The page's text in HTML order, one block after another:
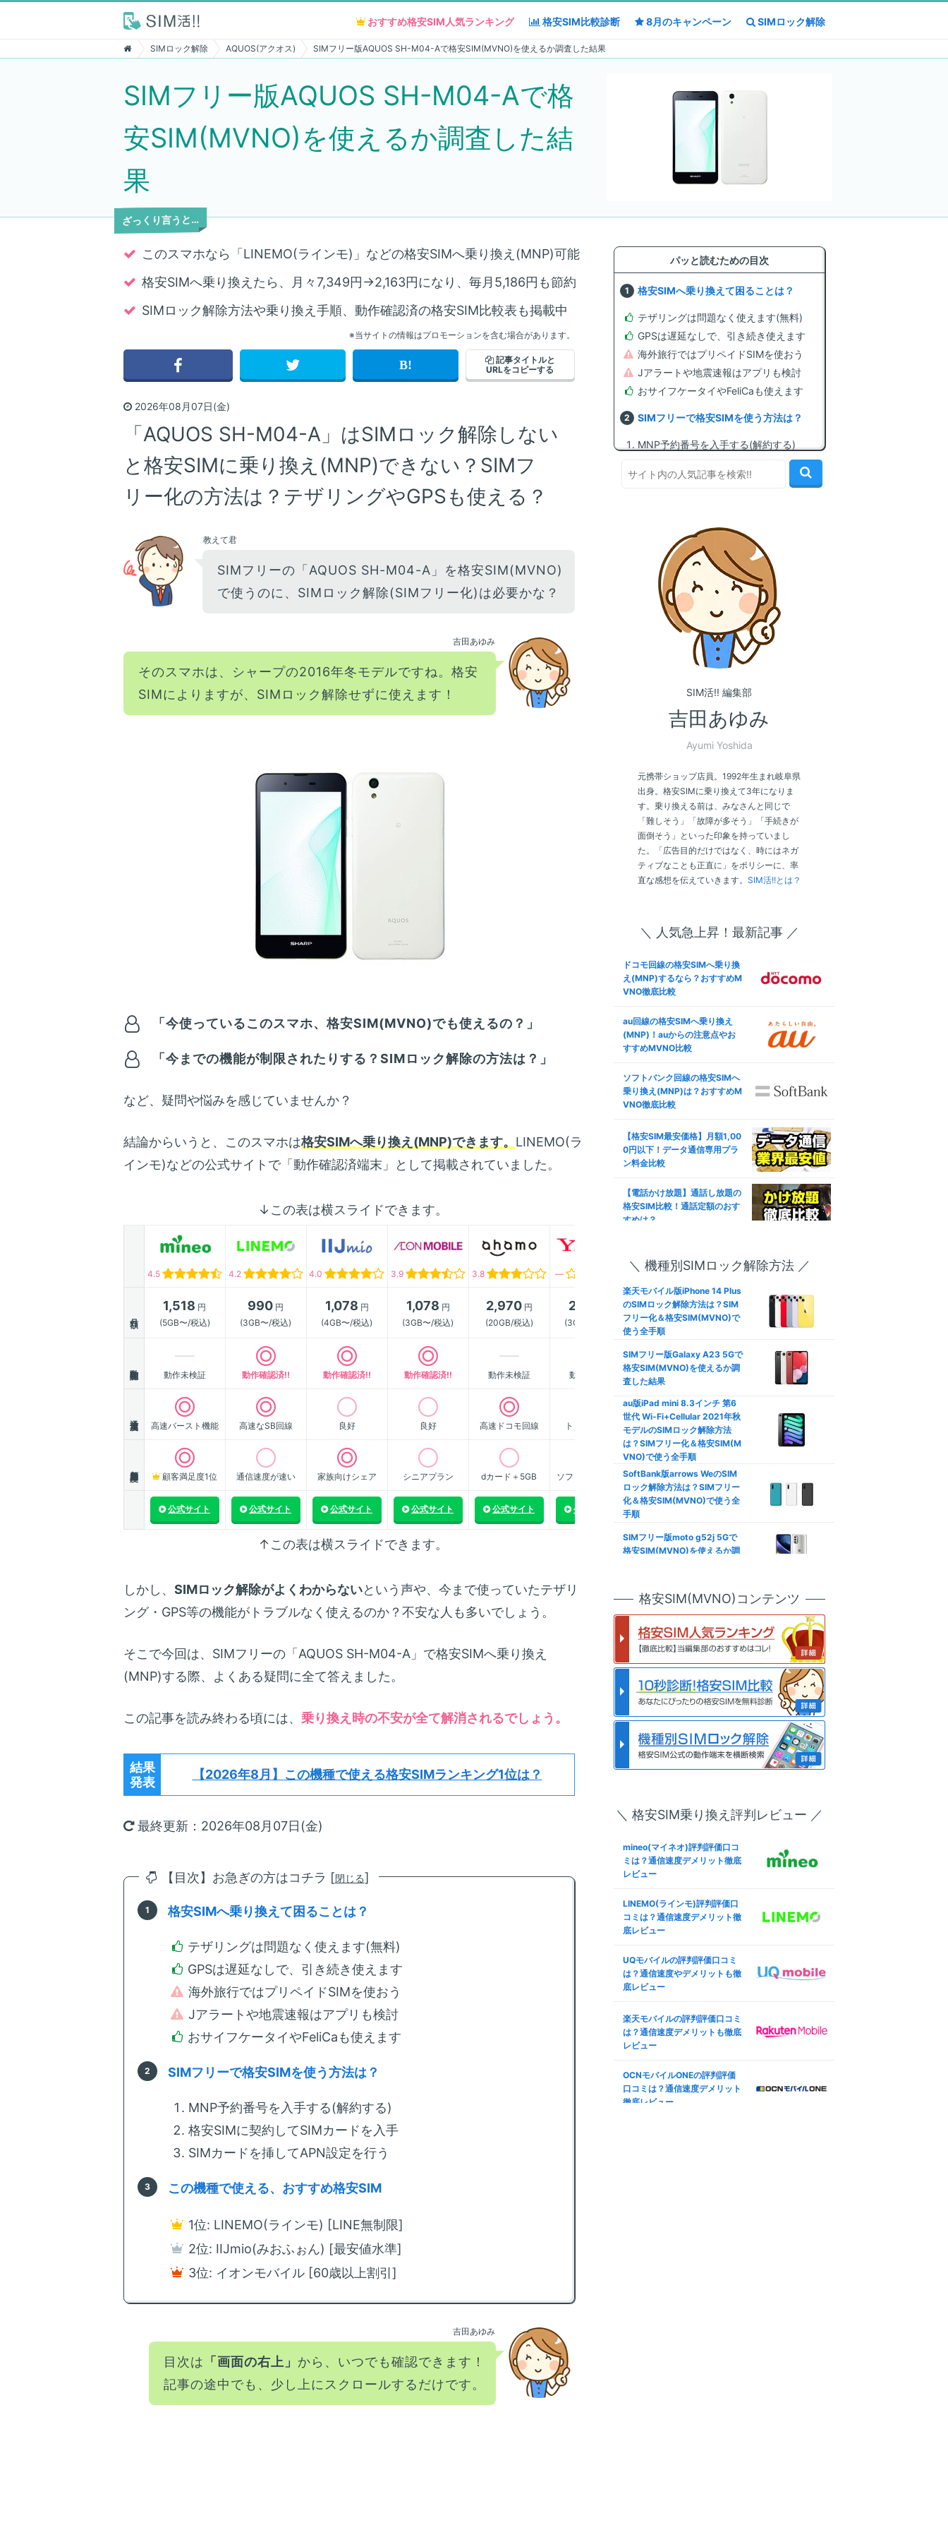
おすすめ格安SIM人気ランキング 格安SIM比較診断 8月のキャンペーン SIMロック解除
SIMロック解除 AQUOS(アクオス) SIMフリー版AQUOS SH-M04-Aで格安SIM(MVNO)を使えるか調査した結果
SIMフリー版AQUOS SH-M04-Aで格
安SIM(MVNO)を使えるか調査した結
果
ざっくり言うと…
このスマホなら「LINEMO(ラインモ)」などの格安SIMへ乗り換え(MNP)可能
格安SIMへ乗り換えたら、月々7,349円→2,163円になり、毎月5,186円も節約
SIMロック解除方法や乗り換え手順、動作確認済の格安SIM比較表も掲載中
※当サイトの情報はプロモーションを含む場合があります。
記事タイトルと
URLをコピーする
2026年08月07日(金)
「AQUOS SH-M04-A」はSIMロック解除しない
と格安SIMに乗り換え(MNP)できない？SIMフ
リー化の方法は？テザリングやGPSも使える？
教えて君
SIMフリーの「AQUOS SH-M04-A」を格安SIM(MVNO)
で使うのに、SIMロック解除(SIMフリー化)は必要かな？
吉田あゆみ
そのスマホは、シャープの2016年冬モデルですね。格安
SIMによりますが、SIMロック解除せずに使えます！
「今使っているこのスマホ、格安SIM(MVNO)でも使えるの？」
「今までの機能が制限されたりする？SIMロック解除の方法は？」
など、疑問や悩みを感じていませんか？
結論からいうと、このスマホは格安SIMへ乗り換え(MNP)できます。 LINEMO(ラ
インモ)などの公式サイトで「動作確認済端末」として掲載されていました。
↓この表は横スライドできます。
4.5 4.2 4.0 3.9 3.8 ― ―
1,518 円
(5GB〜/税込)
990 円
(3GB〜/税込)
1,078 円
(4GB〜/税込)
1,078 円
(3GB〜/税込)
2,970円
(20GB/税込)
2,178
(3GB〜/税込)
792円
(3GB〜/税込)
動作未検証 動作確認済!! 動作確認済!! 動作確認済!! 動作未検証 動作未検証 動作未検証
高速バースト機能 高速なSB回線 良好 良好 高速ドコモ回線 トップクラス やや遅い
顧客満足度1位 通信速度が速い 家族向けシェア シニアプラン dカード＋5GB ソフトバンク傘下 ソニー運営
公式サイト 公式サイト 公式サイト 公式サイト 公式サイト 公式サイト
↑この表は横スライドできます。
しかし、 SIMロック解除がよくわからないという声や、今まで使っていたテザリ
ング・GPS等の機能がトラブルなく使えるのか？不安な人も多いでしょう。
そこで今回は、SIMフリーの「AQUOS SH-M04-A」で格安SIMへ乗り換え
(MNP)する際、よくある疑問に全て答えました。
この記事を読み終わる頃には、 乗り換え時の不安が全て解消されるでしょう。
結果
発表
【2026年8月】 この機種で使える格安SIMランキング1位は？
最終更新：2026年08月07日(金)
【目次】お急ぎの方はコチラ [閉じる]
格安SIMへ乗り換えて困ることは？
テザリングは問題なく使えます(無料)
GPSは遅延なしで、引き続き使えます
海外旅行ではプリペイドSIMを使おう
Jアラートや地震速報はアプリも検討
おサイフケータイやFeliCaも使えます
SIMフリーで格安SIMを使う方法は？
MNP予約番号を入手する(解約する)
格安SIMに契約してSIMカードを入手
SIMカードを挿してAPN設定を行う
この機種で使える、おすすめ格安SIM
1位: LINEMO(ラインモ) [LINE無制限]
2位: IIJmio(みおふぉん) [最安値水準]
3位: イオンモバイル [60歳以上割引]
吉田あゆみ
目次は 「画面の右上」 から、いつでも確認できます！
記事の途中でも、少し上にスクロールするだけです。
パッと読むための目次
格安SIMへ乗り換えて困ることは？
テザリングは問題なく使えます(無料)
GPSは遅延なしで、引き続き使えます
海外旅行ではプリペイドSIMを使おう
Jアラートや地震速報はアプリも検討
おサイフケータイやFeliCaも使えます
SIMフリーで格安SIMを使う方法は？
MNP予約番号を入手する(解約する)
格安SIMに契約してSIMカードを入手
SIMカードを挿してAPN設定を行う
1位: LINEMO(ラインモ) [LINE無制限]
2位: IIJmio(みおふぉん) [最安値水準]
3位: イオンモバイル [60歳以上割引]
SIM活!! 編集部
吉田あゆみ
Ayumi Yoshida
元携帯ショップ店員。1992年生まれ岐阜県
出身。格安SIMに乗り換えて3年になりま
す。乗り換える前は、みなさんと同じで
「難しそう」「故障が多そう」「手続きが
面倒そう」といった印象を持っていまし
た。「広告目的だけではなく、時にはネガ
ティブなことも正直に」をポリシーに、率
直な感想を伝えていきます。 SIM活!!とは？
＼ 人気急上昇！最新記事 ／
ドコモ回線の格安SIMへ乗り換
え(MNP)するなら？おすすめM
VNO徹底比較
au回線の格安SIMへ乗り換え
(MNP)！auからの注意点やお
すすめMVNO比較
ソフトバンク回線の格安SIMへ
乗り換え(MNP)は？おすすめM
VNO徹底比較
【格安SIM最安価格】月額1,00
0円以下！データ通信専用プラ
ン料金比較
【電話かけ放題】通話し放題の
格安SIM比較！通話定額のおす
すめは？
安SIM徹底比較！失敗しない選
【口座振替/デビットカード】
クレジットカード不要の格安SI
M徹底比較
家族割は格安SIMでも使える？
家族向けプランおすすめ格安SI
【カウントフリー】データ無制
限使い放題の罠！制限なし格安
SIM比較
格安SIMはテザリングできな
い？docomo/au/Softbank回
線おすすめ比較
iPhone/Androidのデータ通信
量節約！ギガ不足を解消して通
mineo(マイネオ)メールアドレ
ス設定！キャリアメールから変
更も解説
mineo(マイネオ)フリータンク
とは？引き出しルール条件やデ
メリット
mineo(マイネオ)パケットシェ
ア方法は？パケットギフト併用
でお得に
mineo(マイネオ)なら法人契約
Mも徹底解説
mineo(マイネオ)海外で使え
ミング設定も
mineo(マイネオ)の端末安心保
ne保証も
mineo(マイネオ)の契約プラン
プ変更も
mineo(マイネオ)マイページ徹
順も紹介
＼ 機種別SIMロック解除方法 ／
楽天モバイル版iPhone 14 Plus
のSIMロック解除方法は？SIM
フリー化＆格安SIM(MVNO)で
使う全手順
SIMフリー版Galaxy A23 5Gで
格安SIM(MVNO)を使えるか調
査した結果
au版iPad mini 8.3インチ 第6
世代 Wi-Fi+Cellular 2021年秋
モデルのSIMロック解除方法
は？SIMフリー化＆格安SIM(M
VNO)で使う全手順
SoftBank版arrows WeのSIM
ロック解除方法は？SIMフリー
化＆格安SIM(MVNO)で使う全
手順
SIMフリー版moto g52j 5Gで
格安SIM(MVNO)を使えるか調
のSIMロック解除方法は？SIM
フリー化＆格安SIM(MVNO)で
使う全手順
au版iPhone 13 ProのSIMロッ
ク解除方法は？SIMフリー化＆
格安SIM(MVNO)で使う全手順
SIMフリー版Redmi 9Tで格安S
IM(MVNO)を使えるか調査した
結果
SoftBank版Xperia 10 VのSIM
ロック解除方法は？SIMフリー
SIMフリー版Smartphone for
KW-BL512R16で格安SIM(MV
NO)を使えるか調査した結果
SIMフリー版OPPO Reno5 Aで
査した結果
docomo版iPhone SE (第3世
Mフリー化＆格安SIM(MVNO)
で使う全手順
楽天モバイル版iPhone 12のSI
リー化＆格安SIM(MVNO)で使
う全手順
SoftBank版iPad Pro 11インチ
年秋モデルのSIMロック解除方
法は？SIMフリー化＆格安SIM
(MVNO)で使う全手順
格安SIM(MVNO)コンテンツ
＼ 格安SIM乗り換え評判レビュー ／
mineo(マイネオ)評判評価口コ
ミは？通信速度デメリット徹底
レビュー
LINEMO(ラインモ)評判評価口
コミは？通信速度デメリット徹
底レビュー
UQモバイルの評判評価口コミ
は？通信速度やデメリットも徹
底レビュー
楽天モバイルの評判評価口コミ
は？通信速度デメリットも徹底
レビュー
OCNモバイルONEの評判評価
口コミは？通信速度デメリット
徹底レビュー
おすすめ格安SIM人気ランキング 格安SIM比較診断 8月のキャンペーン SIMロック解除